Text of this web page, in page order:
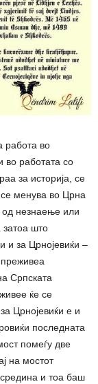
работа во
во работата со
за историја, се
менува во Црна
незнаење или
затоа што
и за Црнојевиќи –
преживеа
Српската
ќе се
Црнојевиќи е и
последната
помеѓу две
на мостот
и тоа баш